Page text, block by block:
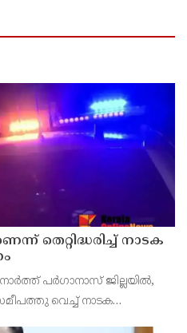
തെറ്റിദ്ധരിച്ച് നാടക
പർഗാനാസ് ജില്ലയിൽ,
വെച്ച് നാടക